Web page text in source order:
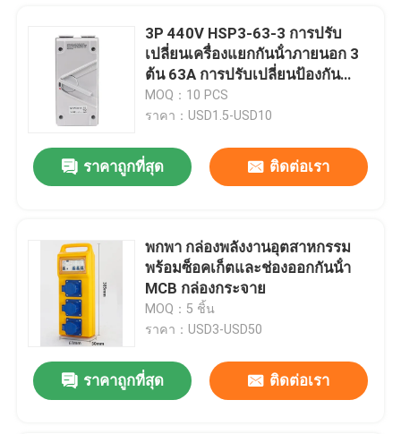
3P 440V HSP3-63-3 การปรับ
เปลี่ยนเครื่องแยกกันน้ําภายนอก 3
ต้น 63A การปรับเปลี่ยนป้องกัน
อากาศ
MOQ：10 PCS
ราคา：USD1.5-USD10
ราคาถูกที่สุด ติดต่อเรา
พกพา กล่องพลังงานอุตสาหกรรม
พร้อมซ็อคเก็ตและช่องออกกันน้ํา
MCB กล่องกระจาย
MOQ：5 ชิ้น
ราคา：USD3-USD50
ราคาถูกที่สุด ติดต่อเรา